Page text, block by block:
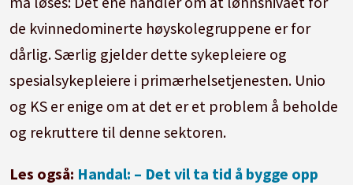
de kvinnedominerte høyskolegruppene er for
dårlig. Særlig gjelder dette sykepleiere og
spesialsykepleiere i primærhelsetjenesten. Unio
og KS er enige om at det er et problem å beholde
og rekruttere til denne sektoren.
Les også: Handal: – Det vil ta tid å bygge opp